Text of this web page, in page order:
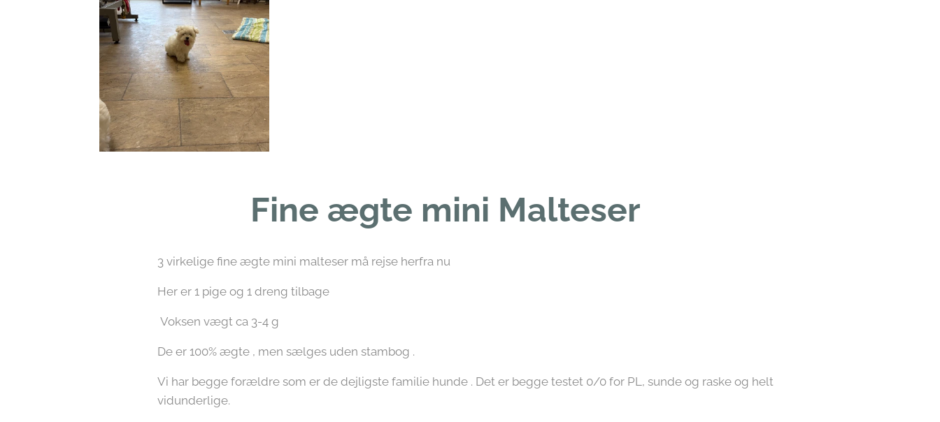
Fine ægte mini Malteser ❤️
3 virkelige fine ægte mini malteser må rejse herfra nu
Her er 1 pige og 1 dreng tilbage
Voksen vægt ca 3-4 g
De er 100% ægte , men sælges uden stambog .
Vi har begge forældre som er de dejligste familie hunde . Det er begge testet 0/0 for PL, sunde og raske og helt
vidunderlige.